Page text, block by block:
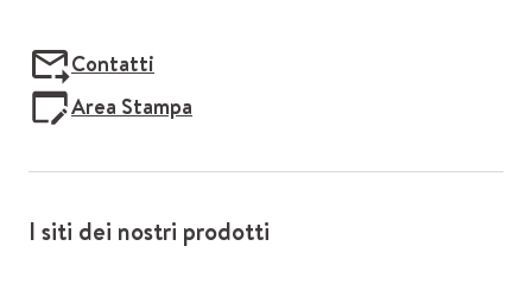
Contatti
Area Stampa
I siti dei nostri prodotti